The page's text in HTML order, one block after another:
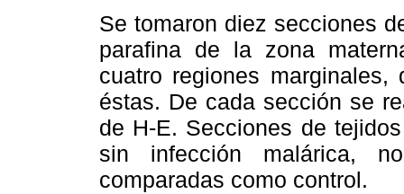
Se tomaron diez secciones
parafina de la zona
cuatro regiones
éstas. De cada sección se
de H-E. Secciones de
sin infección malárica,
comparadas como control.